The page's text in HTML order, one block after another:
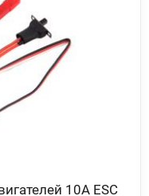
10A ESC